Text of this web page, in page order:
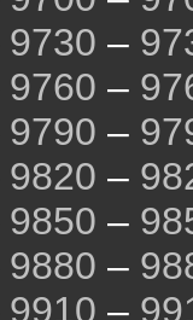
9730 –
9760 –
9790 –
9820 –
9850 –
9880 –
9910 –